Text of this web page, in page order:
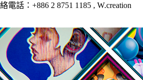
電話：+886 2 8751 1185 , W.creation